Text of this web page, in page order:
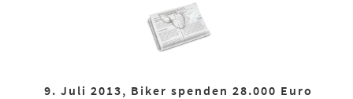
9. Juli 2013, Biker spenden 28.000 Euro